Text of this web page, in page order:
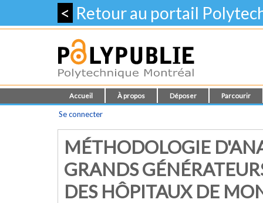
< Retour au portail
Accueil À propos Déposer Parcourir
Se connecter
MÉTHODOLOGIE
GRANDS
DES HÔPITAUX DE